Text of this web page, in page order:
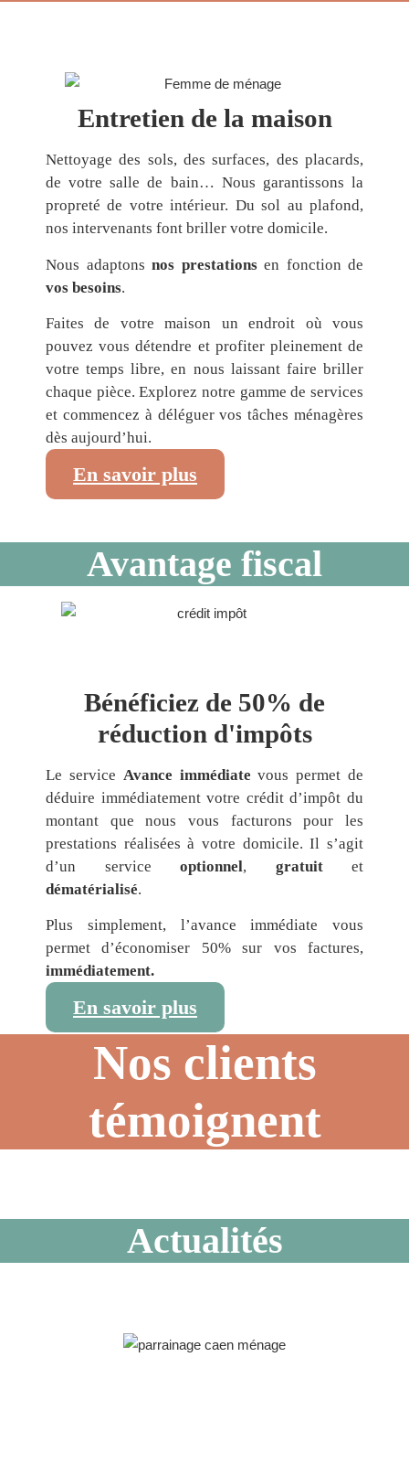
Entretien de la maison
Nettoyage des sols, des surfaces, des placards,
de votre salle de bain… Nous garantissons la
propreté de votre intérieur. Du sol au plafond,
nos intervenants font briller votre domicile.
Nous adaptons nos prestationsen fonction de
vos besoins.
Faites de votre maison un endroit où vous
pouvez vous détendre et profiter pleinement de
votre temps libre, en nous laissant faire briller
chaque pièce. Explorez notre gamme de services
et commencez à déléguer vos tâches ménagères
dès aujourd’hui.
En savoir plus
Avantage fiscal
Bénéficiez de 50% de
réduction d'impôts
Le service Avance immédiate vous permet de
déduire immédiatement votre crédit d’impôt du
montant que nous vous facturons pour les
prestations réalisées à votre domicile. Il s’agit
d’un service optionnel, gratuitet
dématérialisé.
Plus simplement, l’avance immédiate vous
permet d’économiser 50% sur vos factures,
immédiatement.
En savoir plus
Nos clients
témoignent
Actualités